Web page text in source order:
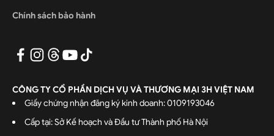
Chính sách bảo hành
CÔNG TY CỔ PHẦN DỊCH VỤ VÀ THƯƠNG MẠI 3H VIỆT NAM
Giấy chứng nhận đăng ký kinh doanh: 0109193046
Cấp tại: Sở Kế hoạch và Đầu tư Thành phố Hà Nội